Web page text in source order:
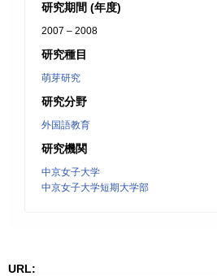
研究期間 (年度)
2007 – 2008
研究種目
萌芽研究
研究分野
外国語教育
研究機関
中京女子大学
中京女子大学短期大学部
URL: